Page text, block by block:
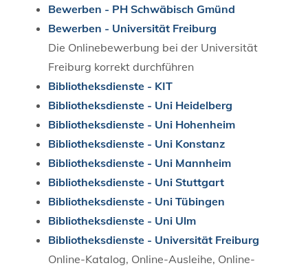
Bewerben - PH Schwäbisch Gmünd
Bewerben - Universität Freiburg
Die Onlinebewerbung bei der Universität
Freiburg korrekt durchführen
Bibliotheksdienste - KIT
Bibliotheksdienste - Uni Heidelberg
Bibliotheksdienste - Uni Hohenheim
Bibliotheksdienste - Uni Konstanz
Bibliotheksdienste - Uni Mannheim
Bibliotheksdienste - Uni Stuttgart
Bibliotheksdienste - Uni Tübingen
Bibliotheksdienste - Uni Ulm
Bibliotheksdienste - Universität Freiburg
Online-Katalog, Online-Ausleihe, Online-